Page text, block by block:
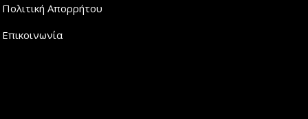
Πολιτική Απορρήτου
Επικοινωνία